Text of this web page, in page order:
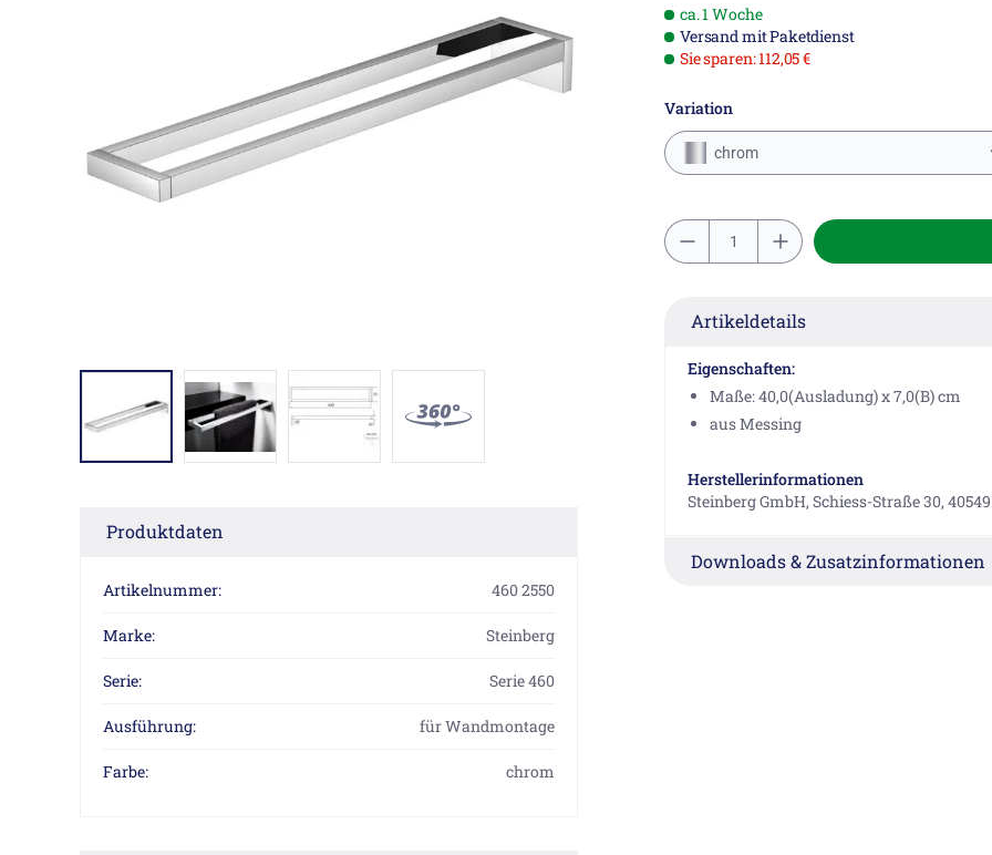
Produktdaten
Artikelnummer: 460 2550
Marke: Steinberg
Serie: Serie 460
Ausführung: für Wandmontage
Farbe: chrom
ca. 1 Woche
Versand mit Paketdienst
Sie sparen: 112,05 €
Variation
chrom
Artikeldetails
Eigenschaften:
Maße: 40,0(Ausladung) x 7,0(B) cm
aus Messing
Herstellerinformationen
Steinberg GmbH, Schiess-Straße 30,
Downloads & Zusatzinformationen